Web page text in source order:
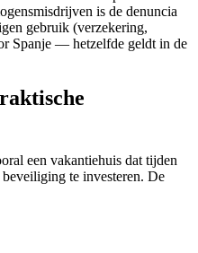
is de denuncia
gebruik (verzekering,
Spanje — hetzelfde geldt in de
een vakantiehuis dat tijden
te investeren. De